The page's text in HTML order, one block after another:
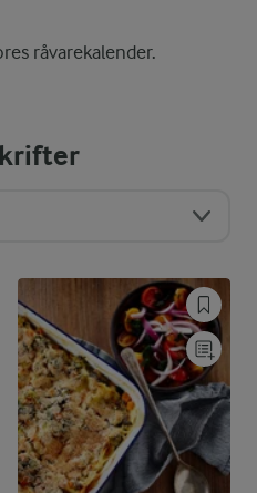
råvarekalender.